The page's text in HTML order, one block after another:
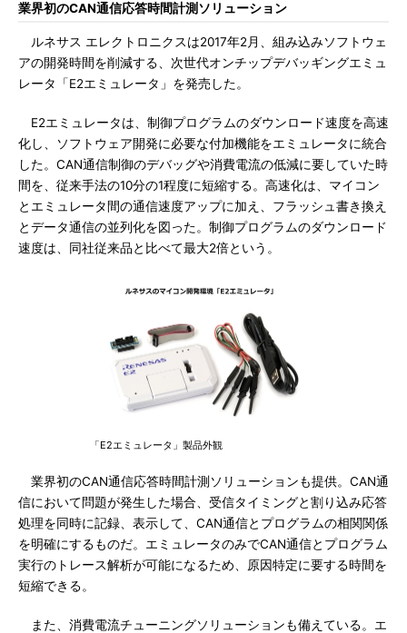
業界初のCAN通信応答時間計測ソリューション
ルネサス エレクトロニクスは2017年2月、組み込みソフトウェ
アの開発時間を削減する、次世代オンチップデバッギングエミュ
レータ「E2エミュレータ」を発売した。
E2エミュレータは、制御プログラムのダウンロード速度を高速
化し、ソフトウェア開発に必要な付加機能をエミュレータに統合
した。CAN通信制御のデバッグや消費電流の低減に要していた時
間を、従来手法の10分の1程度に短縮する。高速化は、マイコン
とエミュレータ間の通信速度アップに加え、フラッシュ書き換え
とデータ通信の並列化を図った。制御プログラムのダウンロード
速度は、同社従来品と比べて最大2倍という。
「E2エミュレータ」製品外観
業界初のCAN通信応答時間計測ソリューションも提供。CAN通
信において問題が発生した場合、受信タイミングと割り込み応答
処理を同時に記録、表示して、CAN通信とプログラムの相関関係
を明確にするものだ。エミュレータのみでCAN通信とプログラム
実行のトレース解析が可能になるため、原因特定に要する時間を
短縮できる。
また、消費電流チューニングソリューションも備えている。エ